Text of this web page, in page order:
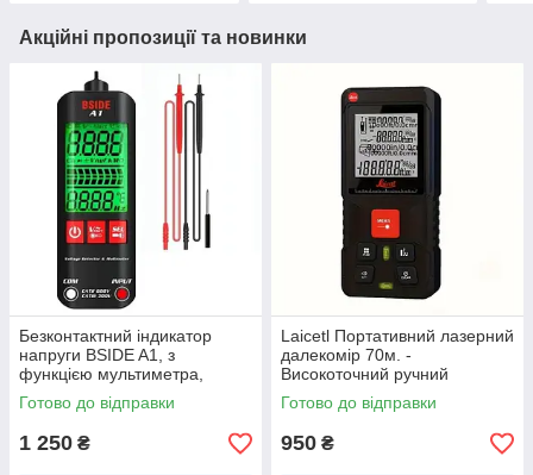
Акційні пропозиції та новинки
Безконтактний індикатор
напруги BSIDE A1, з
функцією мультиметра,
тестер ДУЖЕ ЗРУЧНИЙ!
Готово до відправки
1 250 ₴
Laicetl Портативний лазерний
далекомір 70м. -
Високоточний ручний
лазерний вимірювач відстані
з рівнем
Готово до відправки
950 ₴